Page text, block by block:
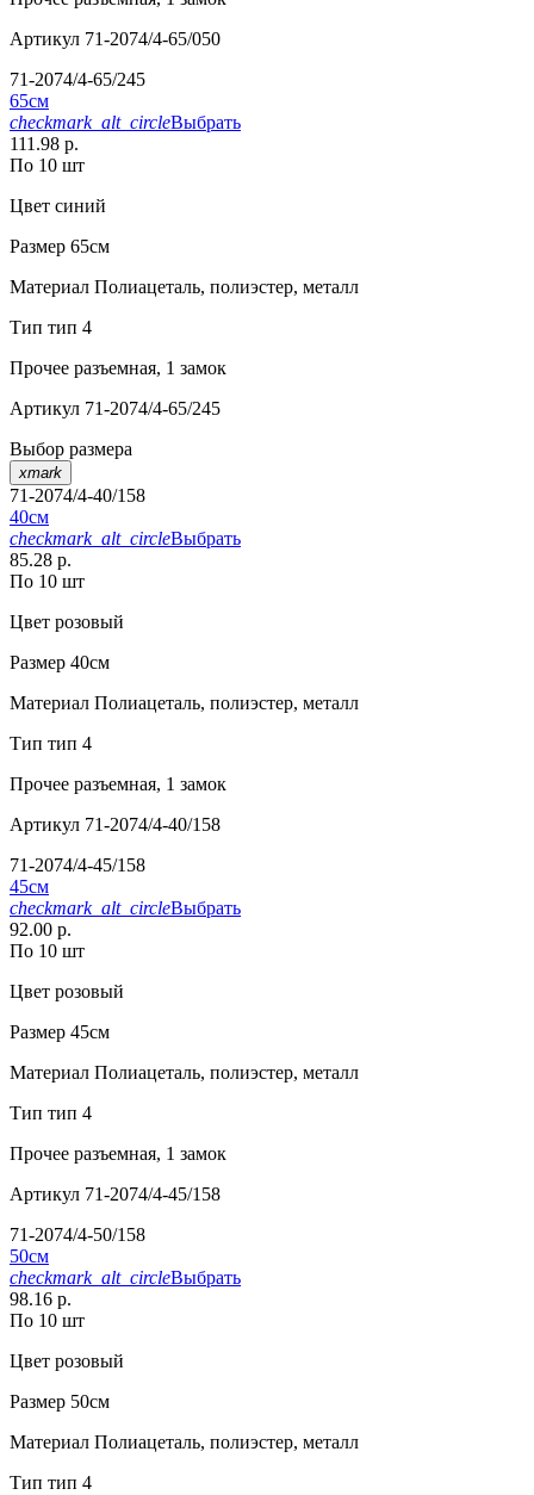
Артикул 71-2074/4-65/050
71-2074/4-65/245
65см
checkmark_alt_circleВыбрать
111.98 р.
По 10 шт
Цвет синий
Размер 65см
Материал Полиацеталь, полиэстер, металл
Тип тип 4
Прочее разъемная, 1 замок
Артикул 71-2074/4-65/245
Выбор размера
xmark
71-2074/4-40/158
40см
checkmark_alt_circleВыбрать
85.28 р.
По 10 шт
Цвет розовый
Размер 40см
Материал Полиацеталь, полиэстер, металл
Тип тип 4
Прочее разъемная, 1 замок
Артикул 71-2074/4-40/158
71-2074/4-45/158
45см
checkmark_alt_circleВыбрать
92.00 р.
По 10 шт
Цвет розовый
Размер 45см
Материал Полиацеталь, полиэстер, металл
Тип тип 4
Прочее разъемная, 1 замок
Артикул 71-2074/4-45/158
71-2074/4-50/158
50см
checkmark_alt_circleВыбрать
98.16 р.
По 10 шт
Цвет розовый
Размер 50см
Материал Полиацеталь, полиэстер, металл
Тип тип 4